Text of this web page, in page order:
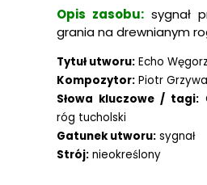
Opis zasobu: sygnał
grania na drewnianym
Tytuł utworu: Echo
Kompozytor: Piotr
Słowa kluczowe / tagi:
róg tucholski
Gatunek utworu: sygnał
Strój: nieokreślony